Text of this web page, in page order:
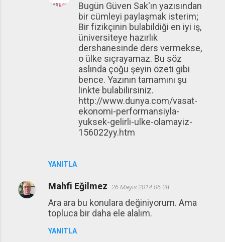
YANITLA
Bugün Güven Sak'ın yazısından
bir cümleyi paylaşmak isterim;
Bir fizikçinin bulabildiği en iyi iş,
üniversiteye hazırlık
dershanesinde ders vermekse,
o ülke sıçrayamaz. Bu söz
aslında çoğu şeyin özeti gibi
bence. Yazının tamamını şu
linkte bulabilirsiniz.
http://www.dunya.com/vasat-
ekonomi-performansiyla-
yuksek-gelirli-ulke-olamayiz-
156022yy.htm
Mahfi Eğilmez 26 Mayıs 2014 06:28
Ara ara bu konulara değiniyorum. Ama
topluca bir daha ele alalım.
YANITLA